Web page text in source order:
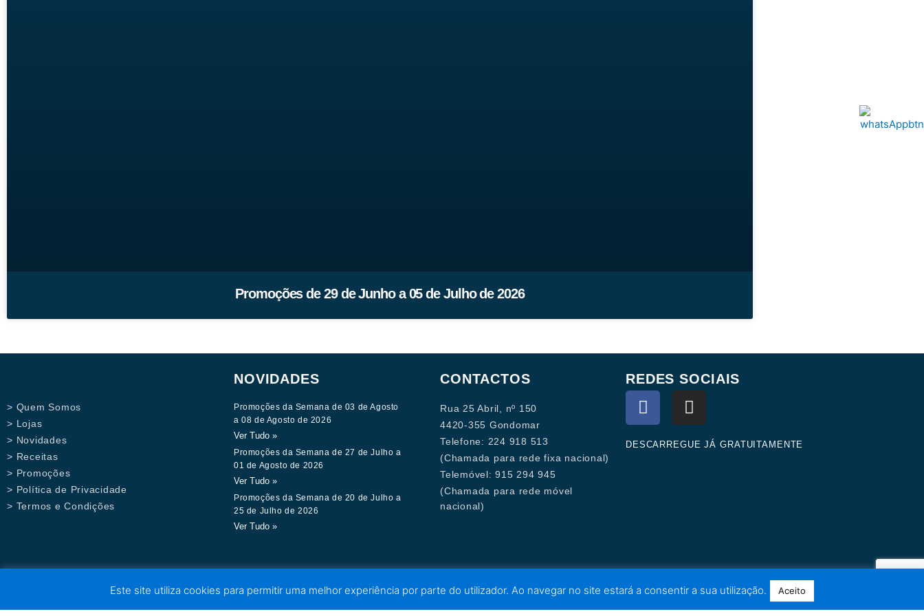
Promoções de 29 de Junho a 05 de Julho de 2026
> Quem Somos
> Lojas
> Novidades
> Receitas
> Promoções
> Política de Privacidade
> Termos e Condições
NOVIDADES
Promoções da Semana de 03 de Agosto
a 08 de Agosto de 2026
Ver Tudo »
Promoções da Semana de 27 de Julho a
01 de Agosto de 2026
Ver Tudo »
Promoções da Semana de 20 de Julho a
25 de Julho de 2026
Ver Tudo »
CONTACTOS
Rua 25 Abril, nº 150
4420-355 Gondomar
Telefone: 224 918 513
(Chamada para rede fixa nacional)
Telemóvel: 915 294 945
(Chamada para rede móvel
nacional)
REDES SOCIAIS
F
a
c
e
I
n
s
t
DESCARREGUE JÁ GRATUITAMENTE
Este site utiliza cookies para permitir uma melhor experiência por parte do utilizador. Ao navegar no site estará a consentir a sua utilização. Aceito